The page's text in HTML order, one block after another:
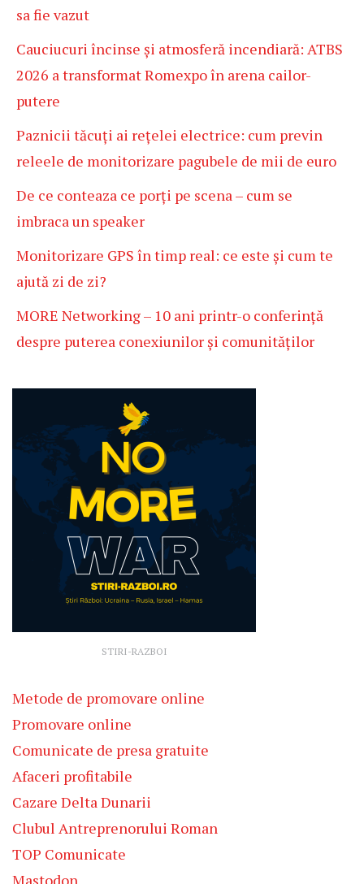
sa fie vazut
Cauciucuri încinse și atmosferă incendiară: ATBS
2026 a transformat Romexpo în arena cailor-
putere
Paznicii tăcuți ai rețelei electrice: cum previn
releele de monitorizare pagubele de mii de euro
De ce conteaza ce porți pe scena – cum se
imbraca un speaker
Monitorizare GPS în timp real: ce este și cum te
ajută zi de zi?
MORE Networking – 10 ani printr-o conferință
despre puterea conexiunilor și comunităților
STIRI-RAZBOI
Metode de promovare online
Promovare online
Comunicate de presa gratuite
Afaceri profitabile
Cazare Delta Dunarii
Clubul Antreprenorului Roman
TOP Comunicate
Mastodon